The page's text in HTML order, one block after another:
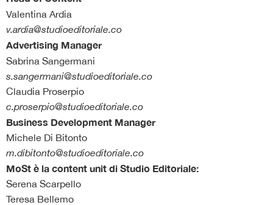
Valentina Ardia
v.ardia@studioeditoriale.co
Advertising Manager
Sabrina Sangermani
s.sangermani@studioeditoriale.co
Claudia Proserpio
c.proserpio@studioeditoriale.co
Business Development Manager
Michele Di Bitonto
m.dibitonto@studioeditoriale.co
MoSt è la content unit di Studio Editoriale:
Serena Scarpello
Teresa Bellemo